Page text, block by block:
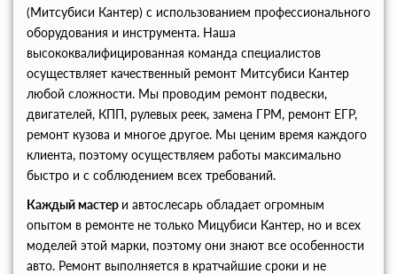
(Митсубиси Кантер) с использованием профессионального
оборудования и инструмента. Наша
высококвалифицированная команда специалистов
осуществляет качественный ремонт Митсубиси Кантер
любой сложности. Мы проводим ремонт подвески,
двигателей, КПП, рулевых реек, замена ГРМ, ремонт ЕГР,
ремонт кузова и многое другое. Мы ценим время каждого
клиента, поэтому осуществляем работы максимально
быстро и с соблюдением всех требований.
Каждый мастер и автослесарь обладает огромным
опытом в ремонте не только Мицубиси Кантер, но и всех
моделей этой марки, поэтому они знают все особенности
авто. Ремонт выполняется в кратчайшие сроки и не